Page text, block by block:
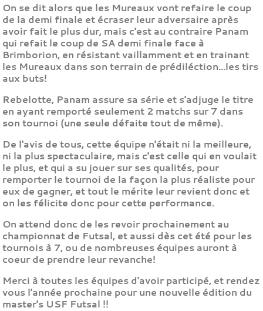
On se dit alors que les Mureaux vont refaire le coup
de la demi finale et écraser leur adversaire après
avoir fait le plus dur, mais c'est au contraire Panam
qui refait le coup de SA demi finale face à
Brimborion, en résistant vaillamment et en trainant
les Mureaux dans son terrain de prédiléction...les tirs
aux buts!
Rebelotte, Panam assure sa série et s'adjuge le titre
en ayant remporté seulement 2 matchs sur 7 dans
son tournoi (une seule défaite tout de même).
De l'avis de tous, cette équipe n'était ni la meilleure,
ni la plus spectaculaire, mais c'est celle qui en voulait
le plus, et qui a su jouer sur ses qualités, pour
remporter le tournoi de la façon la plus réaliste pour
eux de gagner, et tout le mérite leur revient donc et
on les félicite donc pour cette performance.
On attend donc de les revoir prochainement au
championnat de Futsal, et aussi dès cet été pour les
tournois à 7, ou de nombreuses équipes auront à
coeur de prendre leur revanche!
Merci à toutes les équipes d'avoir participé, et rendez
vous l'année prochaine pour une nouvelle édition du
master's USF Futsal !!